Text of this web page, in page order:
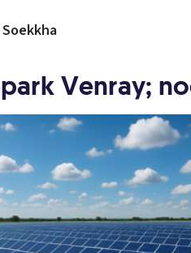
Venray;